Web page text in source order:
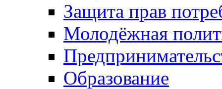
Защита прав
Молодёжная
Образование